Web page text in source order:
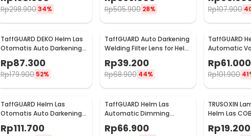
Rp298.90034% Rp505.900 28% Rp107.900
TaffGUARD DEKO Helm Las
Otomatis Auto Darkening
Welding Helmet - HW24
Rp87.300
Rp179.900 52%
TaffGUARD Auto Darkening
Welding Filter Lens for Helm
Las - TX500CF
Rp39.200
Rp68.900 44%
TaffGUARD
Automatic
Welding
HJ30
Rp61.000
Rp101.900
TaffGUARD Helm Las
Otomatis Auto Darkening
Welding Helmet
Terminator - HW12
Rp111.700
TaffGUARD Helm Las
Automatic Dimming
Protective Welding with
Headlamp - HJ10
Rp66.900
TRUSOXIN
Helm Las
Light
Rp19.200